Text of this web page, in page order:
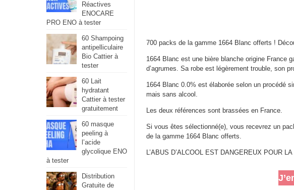
700 packs de la gamme 1664 Blanc offerts !
1664 Blanc est une bière blanche origine France
d’agrumes. Sa robe est légèrement trouble, son
1664 Blanc 0.0% est élaborée selon un procédé
mais sans alcool.
Les deux références sont brassées en France.
Si vous êtes sélectionné(e), vous recevrez un
de la gamme 1664 Blanc offerts.
L’ABUS D’ALCOOL EST DANGEREUX POUR
Réactives
ENOCARE
PRO ENO à tester
60 Shampoing
antipelliculaire
Bio Cattier à
tester
60 Lait
hydratant
Cattier à tester
gratuitement
60 masque
peeling à
l’acide
glycolique ENO
à tester
Distribution
Gratuite de